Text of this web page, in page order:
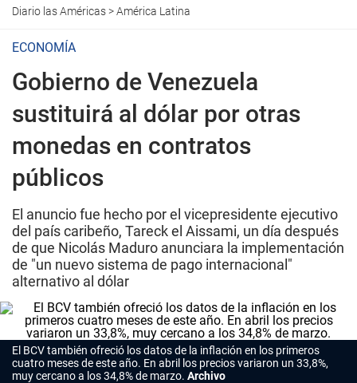
Diario las Américas>América Latina
ECONOMÍA
Gobierno de Venezuela
sustituirá al dólar por otras
monedas en contratos
públicos
El anuncio fue hecho por el vicepresidente ejecutivo
del país caribeño, Tareck el Aissami, un día después
de que Nicolás Maduro anunciara la implementación
de "un nuevo sistema de pago internacional"
alternativo al dólar
El BCV también ofreció los datos de la inflación en los primeros
cuatro meses de este año. En abril los precios variaron un 33,8%,
muy cercano a los 34,8% de marzo. Archivo